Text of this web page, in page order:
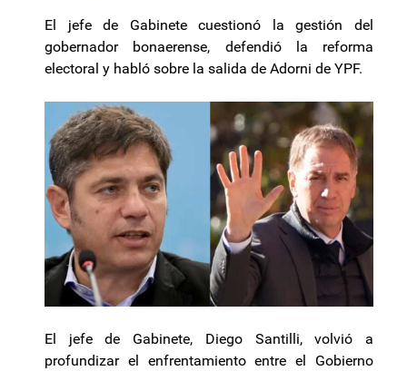
El jefe de Gabinete cuestionó la gestión del
gobernador bonaerense, defendió la reforma
electoral y habló sobre la salida de Adorni de YPF.
El jefe de Gabinete, Diego Santilli, volvió a
profundizar el enfrentamiento entre el Gobierno